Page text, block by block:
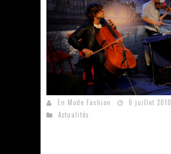
Le Goût à la Française par 1664
En Mode Fashion
6 juillet 2010
Actualités